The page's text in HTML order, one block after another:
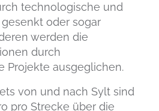
technologische und
oder sogar
werden die
durch
Projekte ausgeglichen.
von und nach Sylt sind
pro Strecke über die